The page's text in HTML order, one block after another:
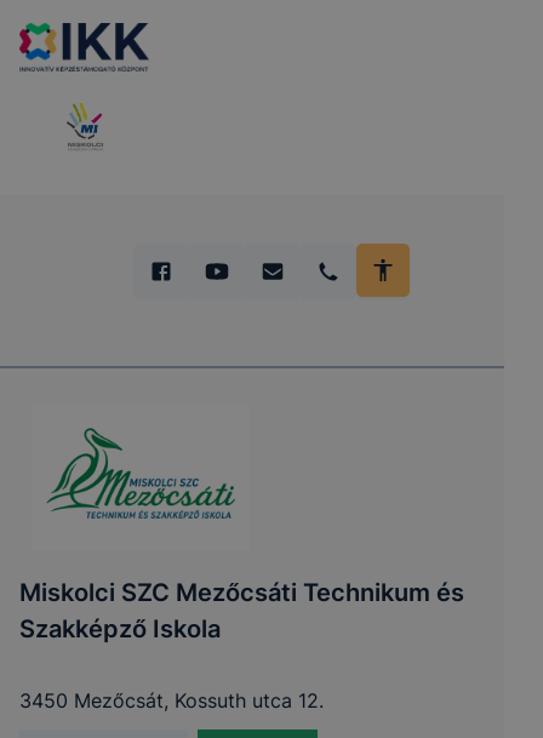
Miskolci SZC Mezőcsáti Technikum és
Szakképző Iskola
3450 Mezőcsát, Kossuth utca 12.